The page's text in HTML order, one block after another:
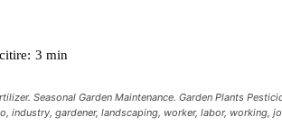
3 min
Seasonal Garden Maintenance. Garden Plants
industry, gardener, landscaping, worker, labor, working,